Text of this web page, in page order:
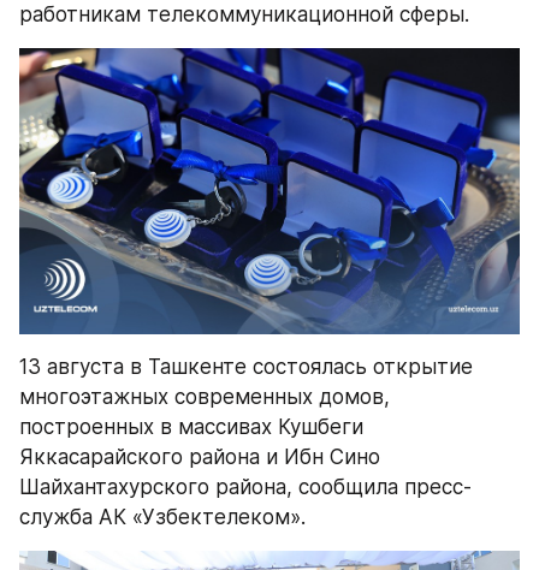
работникам телекоммуникационной сферы.
13 августа в Ташкенте состоялась открытие
многоэтажных современных домов,
построенных в массивах Кушбеги
Яккасарайского района и Ибн Сино
Шайхантахурского района, сообщила пресс-
служба АК «Узбектелеком».